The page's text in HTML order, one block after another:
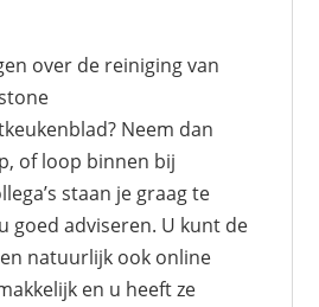
over de reiniging van
Neem dan
of loop binnen bij
staan je graag te
goed adviseren. U kunt de
natuurlijk ook online
en u heeft ze